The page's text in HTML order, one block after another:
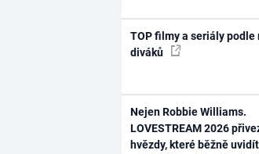
TOP filmy a seriály podle
diváků
Nejen Robbie Williams.
LOVESTREAM 2026
hvězdy, které běžně